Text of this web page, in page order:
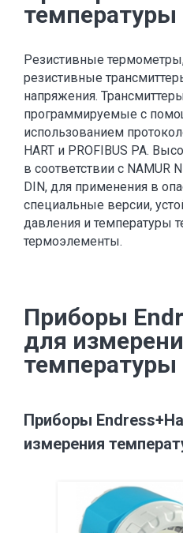
температуры
Резистивные
резистивные
напряжения.
программируемые с
использованием
HART и PROFIBUS PA.
в соответствии с NAMUR
DIN, для применения в
специальные версии,
давления и температуры
термоэлементы.
Приборы
для
температуры
Приборы
измерения